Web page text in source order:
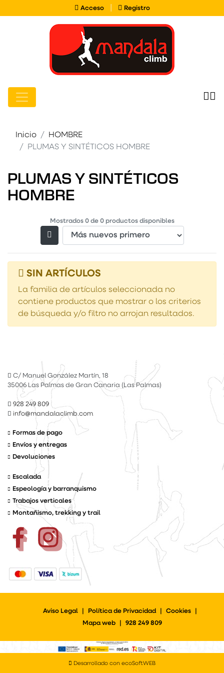
Acceso
Acceso Registro
Registro
Inicio
HOMBRE
PLUMAS Y SINTÉTICOS HOMBRE
PLUMAS Y SINTÉTICOS
HOMBRE
Mostrados 0 de 0 productos disponibles
Filtrar productos
SIN ARTÍCULOS
La familia de artículos seleccionada no
contiene productos que mostrar o los criterios
de búsqueda y/o filtro no arrojan resultados.
C/ Manuel González Martín, 18
35006 Las Palmas de Gran Canaria (Las Palmas)
928 249 809
info@mandalaclimb.com
Formas de pago
Envíos y entregas
Devoluciones
Escalada
Espeología y barranquismo
Trabajos verticales
Montañismo, trekking y trail
Aviso Legal Política de Privacidad Cookies
Mapa web
928 249 809
Desarrollado con ecoSoftWEB